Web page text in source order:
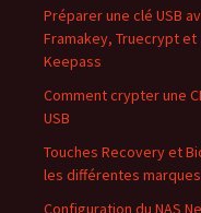
Préparer une clé USB
Framakey, Truecrypt et
Keepass
Comment crypter une
USB
Touches Recovery et
les différentes
Configuration du NAS